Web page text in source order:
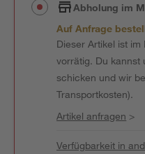
Abholung im
Auf Anfrage
Dieser Artikel ist
vorrätig. Du kannst
schicken und wir
Transportkosten).
Artikel anfragen >
Verfügbarkeit in